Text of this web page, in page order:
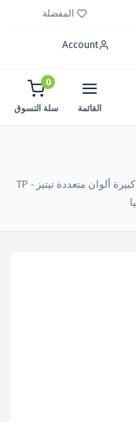
المفضلة
Account
القائمة
0
سلة التسوق
فرشة زجاجة و برطمانات و ببرونة بمقبض مطاط كبيرة ألوان متعددة تيتيز TP -